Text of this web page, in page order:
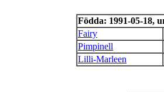
Födda: 1991-05-18,
Fairy
Pimpinell
Lilli-Marleen